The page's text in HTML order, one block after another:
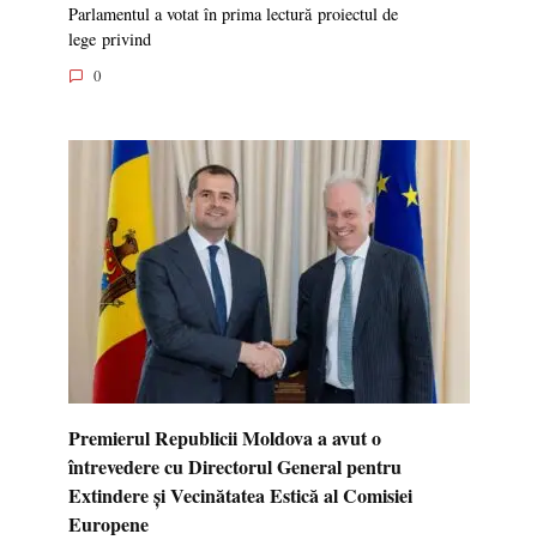
Parlamentul a votat în prima lectură proiectul de
lege privind
0
Premierul Republicii Moldova a avut o
întrevedere cu Directorul General pentru
Extindere și Vecinătatea Estică al Comisiei
Europene